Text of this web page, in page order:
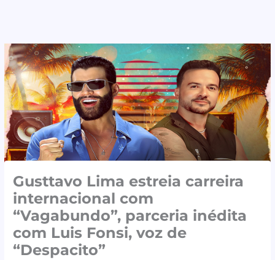
Gusttavo Lima estreia carreira
internacional com
“Vagabundo”, parceria inédita
com Luis Fonsi, voz de
“Despacito”